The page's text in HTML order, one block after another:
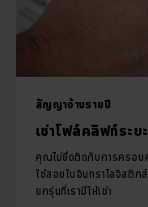
สัญญาจ้างรายปี
เช่าโฟล์คลิฟท์ระย
คุณไม่ยึดติดกับการครอบ
ใช้สอยในอินทราโลจิสติก
ยกรุ่นที่เรามีให้เช่า